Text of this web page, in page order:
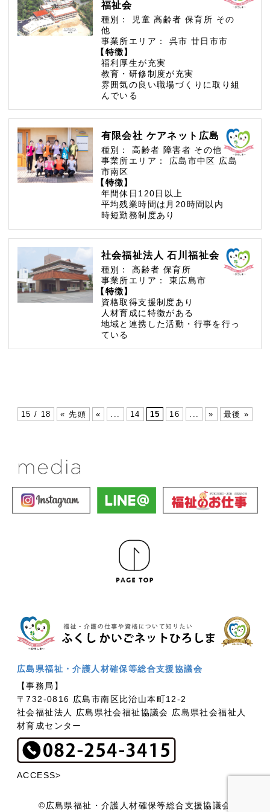
福祉会
種別： 児童高齢者保育所 その
他
事業所エリア：
呉市廿日市市
【特徴】
福利厚生が充実
教育・研修制度が充実
雰囲気の良い職場づくりに取り組
んでいる
有限会社 ケアネット広島
種別： 高齢者 障害者 その他
事業所エリア：
広島市中区 広島
市南区
【特徴】
年間休日120日以上
平均残業時間は月20時間以内
時短勤務制度あり
社会福祉法人 石川福祉会
種別： 高齢者 保育所
事業所エリア：
東広島市
【特徴】
資格取得支援制度あり
人材育成に特徴がある
地域と連携した活動・行事を行っ
ている
15 / 18 « 先頭 « 14 15 16 » 最後 »
広島県福祉・介護人材確保等総合支援協議会
【事務局】
〒732-0816 広島市南区比治山本町12-2
社会福祉法人 広島県社会福祉協議会 広島県社会福祉人
材育成センター
ACCESS>
©広島県福祉・介護人材確保等総合支援協議会